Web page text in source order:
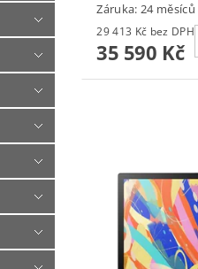
Záruka: 24 měsíců
29 413 Kč bez DPH
35 590 Kč